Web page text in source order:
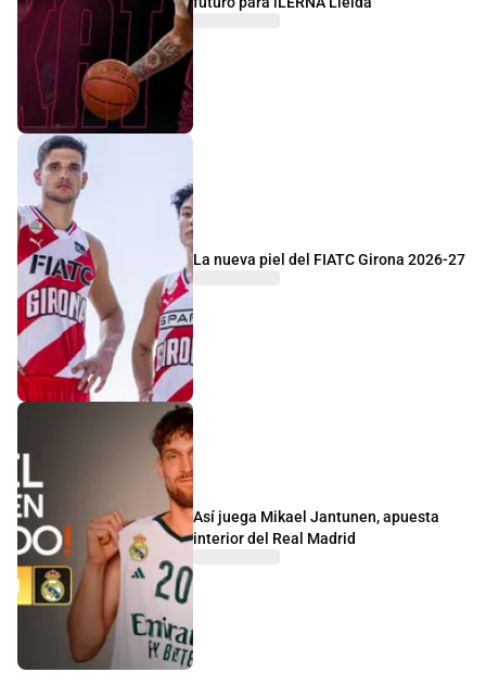
La nueva piel del FIATC Girona 2026-27
Así juega Mikael Jantunen, apuesta
interior del Real Madrid